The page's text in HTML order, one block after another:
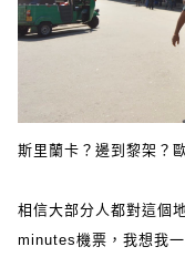
斯里蘭卡？邊到黎架？
相信大部分人都對這個
minutes機票，我想我